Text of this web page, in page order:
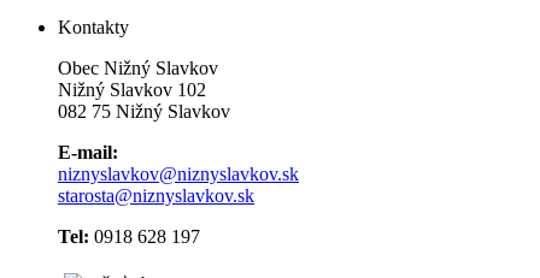
Kontakty
Obec Nižný Slavkov
Nižný Slavkov 102
082 75 Nižný Slavkov
E-mail:
niznyslavkov@niznyslavkov.sk
starosta@niznyslavkov.sk
Tel: 0918 628 197